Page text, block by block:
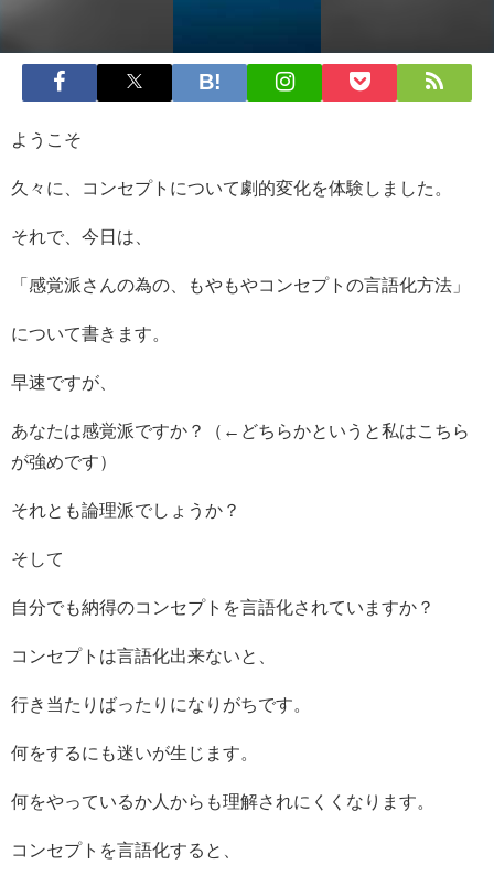
ようこそ
久々に、コンセプトについて劇的変化を体験しました。
それで、今日は、
「感覚派さんの為の、もやもやコンセプトの言語化方法」
について書きます。
早速ですが、
あなたは感覚派ですか？（←どちらかというと私はこちら
が強めです）
それとも論理派でしょうか？
そして
自分でも納得のコンセプトを言語化されていますか？
コンセプトは言語化出来ないと、
行き当たりばったりになりがちです。
何をするにも迷いが生じます。
何をやっているか人からも理解されにくくなります。
コンセプトを言語化すると、